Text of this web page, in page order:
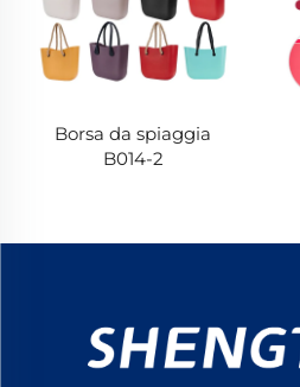
Borsa da spiaggia
B014-2